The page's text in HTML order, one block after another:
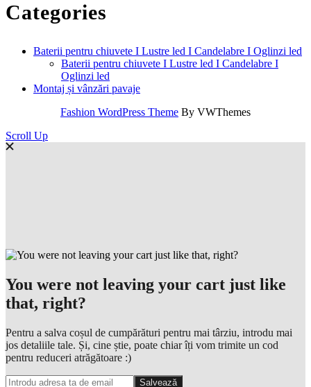
Categories
Baterii pentru chiuvete I Lustre led I Candelabre I Oglinzi led
Baterii pentru chiuvete I Lustre led I Candelabre I
Oglinzi led
Montaj și vânzări pavaje
Fashion WordPress Theme By VWThemes
Scroll Up
You were not leaving your cart just like
that, right?
Pentru a salva coșul de cumpărături pentru mai târziu, introdu mai
jos detaliile tale. Și, cine știe, poate chiar îți vom trimite un cod
pentru reduceri atrăgătoare :)
Salvează